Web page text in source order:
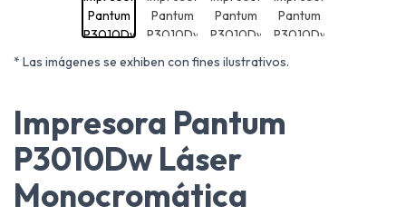
* Las imágenes se exhiben con fines ilustrativos.
Impresora Pantum
P3010Dw Láser
Monocromática